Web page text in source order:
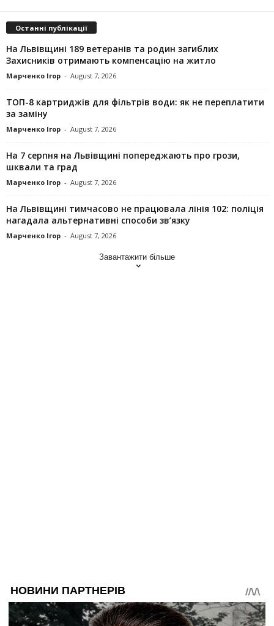
Останні публікації
На Львівщині 189 ветеранів та родин загиблих
Захисників отримають компенсацію на житло
Марченко Ігор - August 7, 2026
ТОП-8 картриджів для фільтрів води: як не переплатити
за заміну
Марченко Ігор - August 7, 2026
На 7 серпня на Львівщині попереджають про грози,
шквали та град
Марченко Ігор - August 7, 2026
На Львівщині тимчасово не працювала лінія 102: поліція
нагадала альтернативні способи зв’язку
Марченко Ігор - August 7, 2026
Завантажити більше